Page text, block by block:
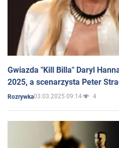
Gwiazda "Kill Billa" Daryl
2025, a scenarzysta Peter
Rozrywka03.03.2025 09:14 4